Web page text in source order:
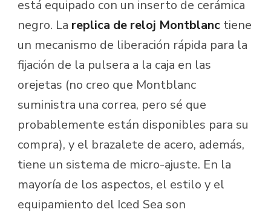
está equipado con un inserto de cerámica
negro. La replica de reloj Montblanc tiene
un mecanismo de liberación rápida para la
fijación de la pulsera a la caja en las
orejetas (no creo que Montblanc
suministra una correa, pero sé que
probablemente están disponibles para su
compra), y el brazalete de acero, además,
tiene un sistema de micro-ajuste. En la
mayoría de los aspectos, el estilo y el
equipamiento del Iced Sea son